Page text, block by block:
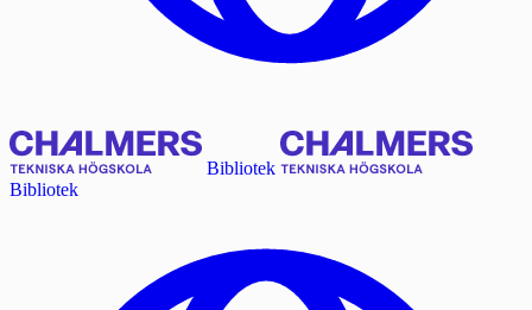
Bibliotek
Bibliotek